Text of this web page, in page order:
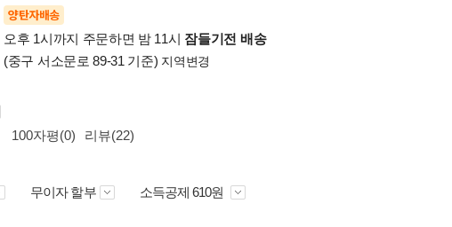
양탄자배송
오후 1시까지 주문하면 밤 11시 잠들기전 배송
(중구 서소문로 89-31 기준) 지역변경
100자평(0) 리뷰(22)
무이자 할부 소득공제 610원